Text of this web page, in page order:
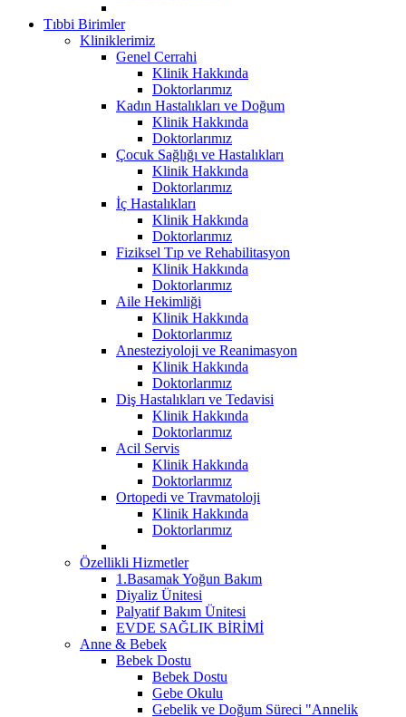
Tıbbi Birimler
Kliniklerimiz
Genel Cerrahi
Klinik Hakkında
Doktorlarımız
Kadın Hastalıkları ve Doğum
Klinik Hakkında
Doktorlarımız
Çocuk Sağlığı ve Hastalıkları
Klinik Hakkında
Doktorlarımız
İç Hastalıkları
Klinik Hakkında
Doktorlarımız
Fiziksel Tıp ve Rehabilitasyon
Klinik Hakkında
Doktorlarımız
Aile Hekimliği
Klinik Hakkında
Doktorlarımız
Anesteziyoloji ve Reanimasyon
Klinik Hakkında
Doktorlarımız
Diş Hastalıkları ve Tedavisi
Klinik Hakkında
Doktorlarımız
Acil Servis
Klinik Hakkında
Doktorlarımız
Ortopedi ve Travmatoloji
Klinik Hakkında
Doktorlarımız
Özellikli Hizmetler
1.Basamak Yoğun Bakım
Diyaliz Ünitesi
Palyatif Bakım Ünitesi
EVDE SAĞLIK BİRİMİ
Anne & Bebek
Bebek Dostu
Bebek Dostu
Gebe Okulu
Gebelik ve Doğum Süreci "Annelik